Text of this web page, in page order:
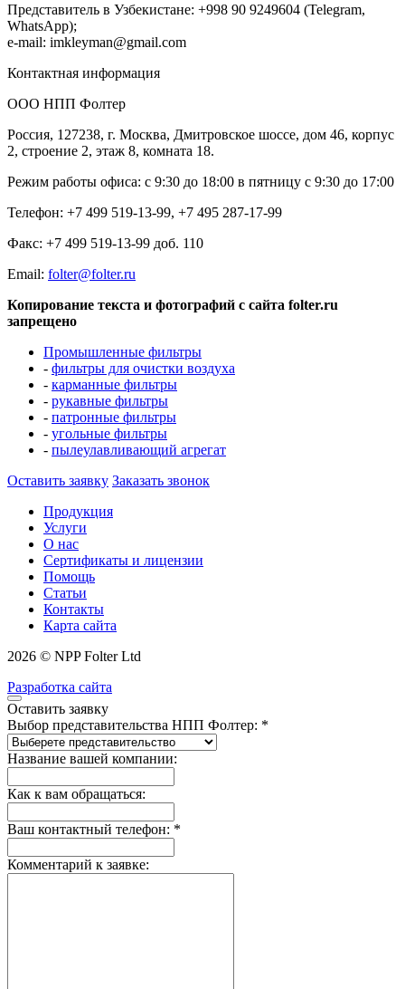
Представитель в Узбекистане: +998 90 9249604 (Telegram,
WhatsApp);
e-mail: imkleyman@gmail.com
Контактная информация
ООО НПП Фолтер
Россия, 127238, г. Москва, Дмитровское шоссе, дом 46, корпус
2, строение 2, этаж 8, комната 18.
Режим работы офиса: с 9:30 до 18:00 в пятницу с 9:30 до 17:00
Телефон: +7 499 519-13-99, +7 495 287-17-99
Факс: +7 499 519-13-99 доб. 110
Еmail: folter@folter.ru
Копирование текста и фотографий с сайта folter.ru
запрещено
Промышленные фильтры
- фильтры для очистки воздуха
- карманные фильтры
- рукавные фильтры
- патронные фильтры
- угольные фильтры
- пылеулавливающий агрегат
Оставить заявку Заказать звонок
Продукция
Услуги
О нас
Сертификаты и лицензии
Помощь
Статьи
Контакты
Карта сайта
2026 © NPP Folter Ltd
Разработка сайта
Оставить заявку
Выбор представительства НПП Фолтер: *
Название вашей компании:
Как к вам обращаться:
Ваш контактный телефон: *
Комментарий к заявке: